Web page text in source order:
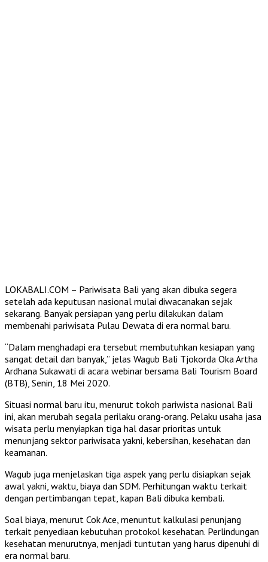
LOKABALI.COM – Pariwisata Bali yang akan dibuka segera
setelah ada keputusan nasional mulai diwacanakan sejak
sekarang. Banyak persiapan yang perlu dilakukan dalam
membenahi pariwisata Pulau Dewata di era normal baru.
“Dalam menghadapi era tersebut membutuhkan kesiapan yang
sangat detail dan banyak,” jelas Wagub Bali Tjokorda Oka Artha
Ardhana Sukawati di acara webinar bersama Bali Tourism Board
(BTB), Senin, 18 Mei 2020.
Situasi normal baru itu, menurut tokoh pariwista nasional Bali
ini, akan merubah segala perilaku orang-orang. Pelaku usaha jasa
wisata perlu menyiapkan tiga hal dasar prioritas untuk
menunjang sektor pariwisata yakni, kebersihan, kesehatan dan
keamanan.
Wagub juga menjelaskan tiga aspek yang perlu disiapkan sejak
awal yakni, waktu, biaya dan SDM. Perhitungan waktu terkait
dengan pertimbangan tepat, kapan Bali dibuka kembali.
Soal biaya, menurut Cok Ace, menuntut kalkulasi penunjang
terkait penyediaan kebutuhan protokol kesehatan. Perlindungan
kesehatan menurutnya, menjadi tuntutan yang harus dipenuhi di
era normal baru.